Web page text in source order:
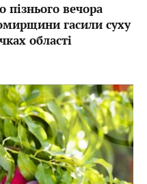
пізнього вечора
гасили суху
області